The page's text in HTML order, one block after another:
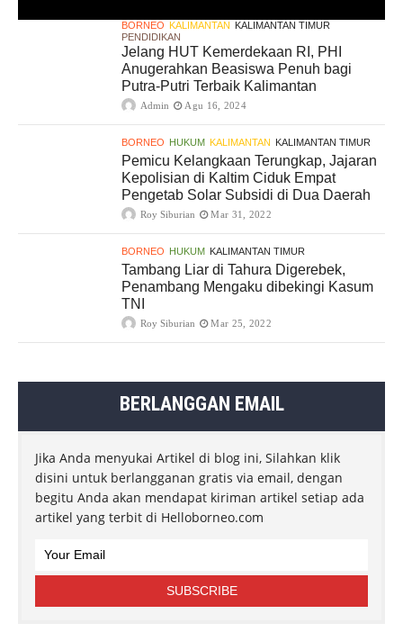
BORNEO KALIMANTAN KALIMANTAN TIMUR
PENDIDIKAN
Jelang HUT Kemerdekaan RI, PHI
Anugerahkan Beasiswa Penuh bagi
Putra-Putri Terbaik Kalimantan
Admin Agu 16, 2024
BORNEO HUKUM KALIMANTAN KALIMANTAN TIMUR
Pemicu Kelangkaan Terungkap, Jajaran
Kepolisian di Kaltim Ciduk Empat
Pengetab Solar Subsidi di Dua Daerah
Roy Siburian Mar 31, 2022
BORNEO HUKUM KALIMANTAN TIMUR
Tambang Liar di Tahura Digerebek,
Penambang Mengaku dibekingi Kasum
TNI
Roy Siburian Mar 25, 2022
BERLANGGAN EMAIL
Jika Anda menyukai Artikel di blog ini, Silahkan klik
disini untuk berlangganan gratis via email, dengan
begitu Anda akan mendapat kiriman artikel setiap ada
artikel yang terbit di Helloborneo.com